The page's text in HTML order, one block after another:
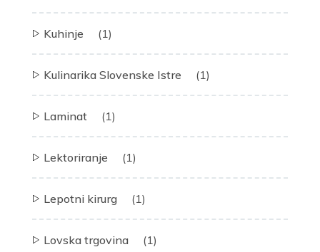
Kuhinje (1)
Kulinarika Slovenske Istre (1)
Laminat (1)
Lektoriranje (1)
Lepotni kirurg (1)
Lovska trgovina (1)